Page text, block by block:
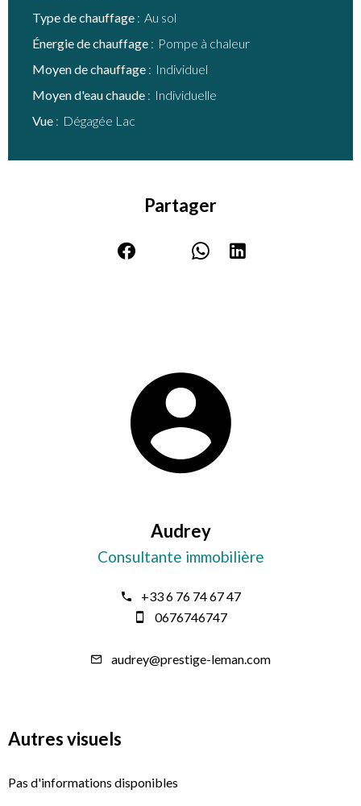
Type de chauffage
Au sol
Énergie de chauffage
Pompe à chaleur
Moyen de chauffage
Individuel
Moyen d'eau chaude
Individuelle
Vue
Dégagée Lac
Partager
Audrey
Consultante immobilière
+33 6 76 74 67 47
0676746747
audrey@prestige-leman.com
Autres visuels
Pas d'informations disponibles